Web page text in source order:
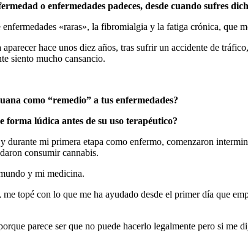
o enfermedades padeces, desde cuando sufres
«raras», la fibromialgia y la fatiga crónica, que
aparecer hace unos diez años, tras sufrir un accidente de
siento mucho cansancio.
como “remedio” a tus enfermedades?
forma lúdica antes de su uso terapéutico?
durante mi primera etapa como enfermo, comenzaron
consumir cannabis.
y mi medicina.
topé con lo que me ha ayudado desde el primer día que
parece ser que no puede hacerlo legalmente pero si